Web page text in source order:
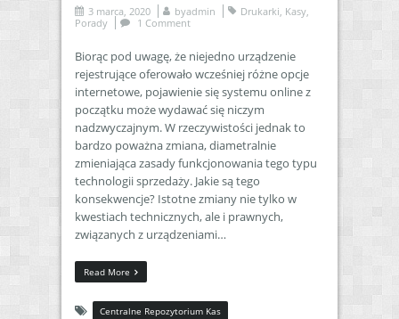
3 marca, 2020 byadmin Drukarki, Kasy,
Porady
1 Comment
Biorąc pod uwagę, że niejedno urządzenie
rejestrujące oferowało wcześniej różne opcje
internetowe, pojawienie się systemu online z
początku może wydawać się niczym
nadzwyczajnym. W rzeczywistości jednak to
bardzo poważna zmiana, diametralnie
zmieniająca zasady funkcjonowania tego typu
technologii sprzedaży. Jakie są tego
konsekwencje? Istotne zmiany nie tylko w
kwestiach technicznych, ale i prawnych,
związanych z urządzeniami…
Read More
Centralne Repozytorium Kas